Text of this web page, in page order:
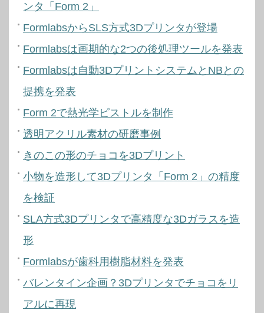
ンタ「Form 2」
FormlabsからSLS方式3Dプリンタが登場
Formlabsは画期的な2つの後処理ツールを発表
Formlabsは自動3DプリントシステムとNBとの
提携を発表
Form 2で熱光学ピストルを制作
透明アクリル素材の研磨事例
きのこの形のチョコを3Dプリント
小物を造形して3Dプリンタ「Form 2」の精度
を検証
SLA方式3Dプリンタで高精度な3Dガラスを造
形
Formlabsが歯科用樹脂材料を発表
バレンタイン企画？3Dプリンタでチョコをリ
アルに再現